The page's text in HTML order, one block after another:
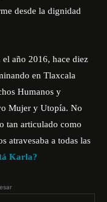
desde la dignidad
año 2016, hace diez
en Tlaxcala
Humanos y
Mujer y Utopía. No
tan articulado como
atravesaba a todas las
Karla?